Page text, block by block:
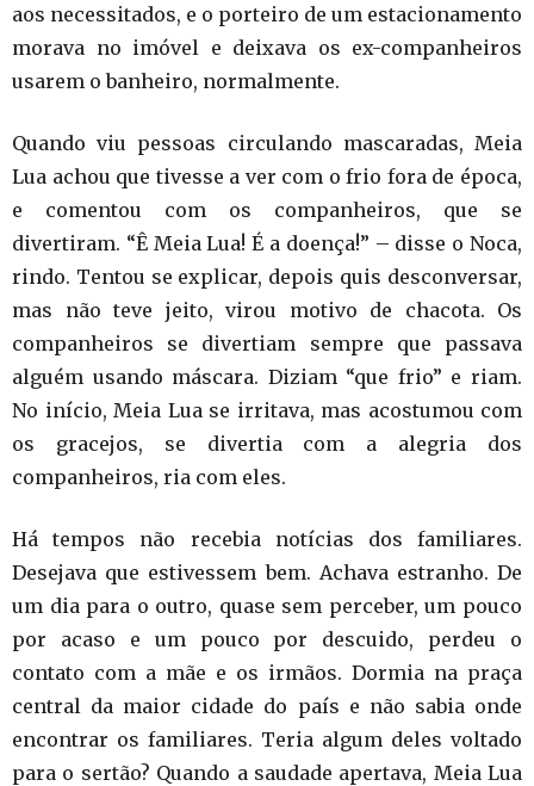
aos necessitados, e o porteiro de um estacionamento
morava no imóvel e deixava os ex-companheiros
usarem o banheiro, normalmente.
Quando viu pessoas circulando mascaradas, Meia
Lua achou que tivesse a ver com o frio fora de época,
e comentou com os companheiros, que se
divertiram. “Ê Meia Lua! É a doença!” – disse o Noca,
rindo. Tentou se explicar, depois quis desconversar,
mas não teve jeito, virou motivo de chacota. Os
companheiros se divertiam sempre que passava
alguém usando máscara. Diziam “que frio” e riam.
No início, Meia Lua se irritava, mas acostumou com
os gracejos, se divertia com a alegria dos
companheiros, ria com eles.
Há tempos não recebia notícias dos familiares.
Desejava que estivessem bem. Achava estranho. De
um dia para o outro, quase sem perceber, um pouco
por acaso e um pouco por descuido, perdeu o
contato com a mãe e os irmãos. Dormia na praça
central da maior cidade do país e não sabia onde
encontrar os familiares. Teria algum deles voltado
para o sertão? Quando a saudade apertava, Meia Lua